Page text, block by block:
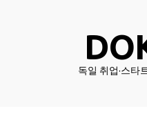
독일 취업·스타